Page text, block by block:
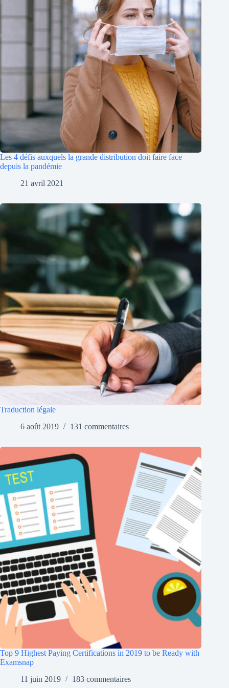
Les 4 défis auxquels la grande distribution doit faire face
depuis la pandémie
21 avril 2021
Traduction légale
6 août 2019
131 commentaires
Top 9 Highest Paying Certifications in 2019 to be Ready with
Examsnap
11 juin 2019
183 commentaires